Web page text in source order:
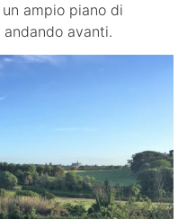
ampio piano di
avanti.